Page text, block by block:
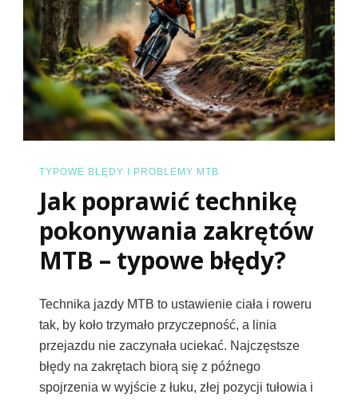
Podczas
Jazdy?
TYPOWE BŁĘDY I PROBLEMY MTB
Jak poprawić technikę
pokonywania zakrętów
MTB – typowe błędy?
Technika jazdy MTB to ustawienie ciała i roweru
tak, by koło trzymało przyczepność, a linia
przejazdu nie zaczynała uciekać. Najczęstsze
błędy na zakrętach biorą się z późnego
spojrzenia w wyjście z łuku, złej pozycji tułowia i